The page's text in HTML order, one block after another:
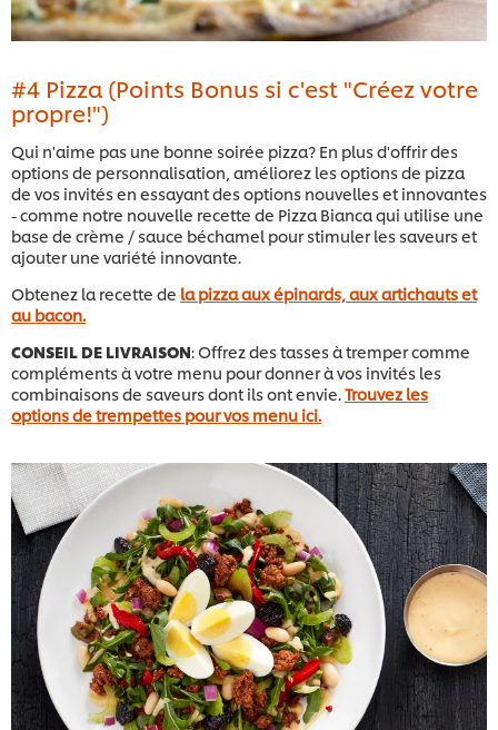
#4 Pizza (Points Bonus si c'est "Créez votre
propre!")
Qui n'aime pas une bonne soirée pizza? En plus d'offrir des
options de personnalisation, améliorez les options de pizza
de vos invités en essayant des options nouvelles et innovantes
- comme notre nouvelle recette de Pizza Bianca qui utilise une
base de crème / sauce béchamel pour stimuler les saveurs et
ajouter une variété innovante.
Obtenez la recette de la pizza aux épinards, aux artichauts et
au bacon.
CONSEIL DE LIVRAISON: Offrez des tasses à tremper comme
compléments à votre menu pour donner à vos invités les
combinaisons de saveurs dont ils ont envie.Trouvez les
options de trempettes pour vos menu ici.